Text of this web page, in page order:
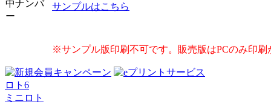
サンプルはこちら
※サンプル版印刷不可です。販売版はPCのみ印刷
ロト6
ミニロト